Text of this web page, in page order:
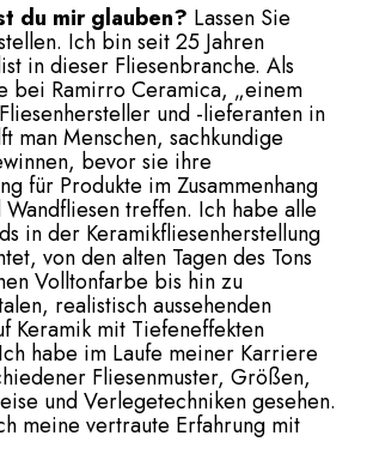
du mir glauben? Lassen Sie
Ich bin seit 25 Jahren
in dieser Fliesenbranche. Als
bei Ramirro Ceramica, „einem
und -lieferanten in
man Menschen, sachkundige
bevor sie ihre
für Produkte im Zusammenhang
treffen. Ich habe alle
in der Keramikfliesenherstellung
von den alten Tagen des Tons
Volltonfarbe bis hin zu
realistisch aussehenden
Keramik mit Tiefeneffekten
habe im Laufe meiner Karriere
Fliesenmuster, Größen,
und Verlegetechniken gesehen.
meine vertraute Erfahrung mit